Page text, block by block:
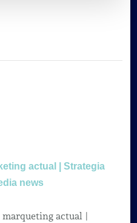
actual | Strategia
news
actual |